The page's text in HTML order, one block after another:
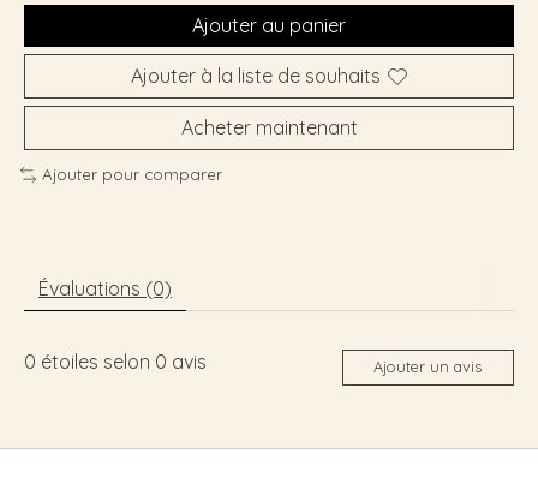
Ajouter au panier
Ajouter à la liste de souhaits
Acheter maintenant
Ajouter pour comparer
Évaluations (0)
0 étoiles selon 0 avis Ajouter un avis